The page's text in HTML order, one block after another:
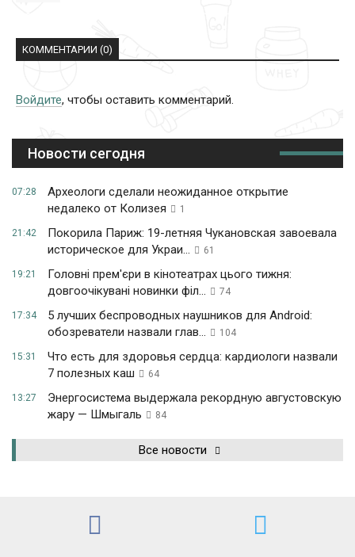
КОММЕНТАРИИ (0)
Войдите, чтобы оставить комментарий.
Новости сегодня
07:28
Археологи сделали неожиданное открытие
недалеко от Колизея
1
21:42
Покорила Париж: 19-летняя Чукановская завоевала
историческое для Украи...
61
19:21
Головні прем'єри в кінотеатрах цього тижня:
довгоочікувані новинки філ...
74
17:34
5 лучших беспроводных наушников для Android:
обозреватели назвали глав...
104
15:31
Что есть для здоровья сердца: кардиологи назвали
7 полезных каш
64
13:27
Энергосистема выдержала рекордную августовскую
жару — Шмыгаль
84
Все новости